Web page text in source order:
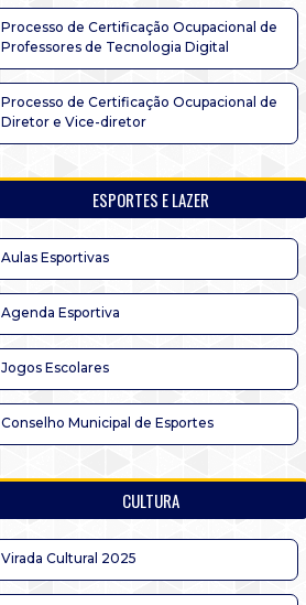
Processo de Certificação Ocupacional de
Professores de Tecnologia Digital
Processo de Certificação Ocupacional de
Diretor e Vice-diretor
ESPORTES E LAZER
Aulas Esportivas
Agenda Esportiva
Jogos Escolares
Conselho Municipal de Esportes
CULTURA
Virada Cultural 2025